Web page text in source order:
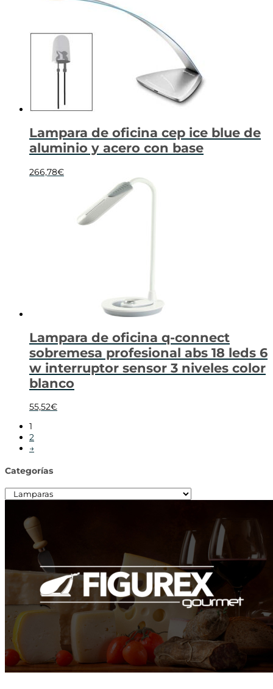
Lampara de oficina cep ice blue de
aluminio y acero con base
266,78€
Lampara de oficina q-connect
sobremesa profesional abs 18 leds 6
w interruptor sensor 3 niveles color
blanco
55,52€
1
2
→
Categorías